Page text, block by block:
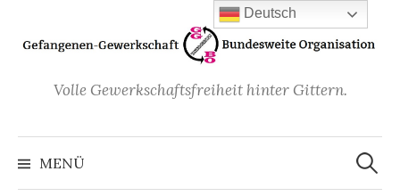
Inhalt
überspringen
Volle Gewerkschaftsfreiheit hinter Gittern.
MENÜ
Suchen
nach:
Deutsch